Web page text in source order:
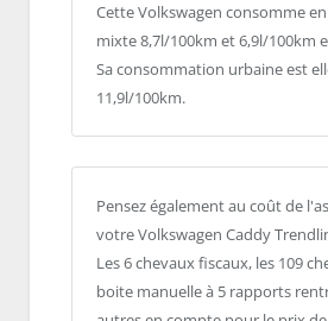
Cette Volkswagen consomme
mixte 8,7l/100km et 6,9l/100km
Sa consommation urbaine est
11,9l/100km.
Pensez également au coût de
votre Volkswagen Caddy
Les 6 chevaux fiscaux, les 109
boite manuelle à 5 rapports